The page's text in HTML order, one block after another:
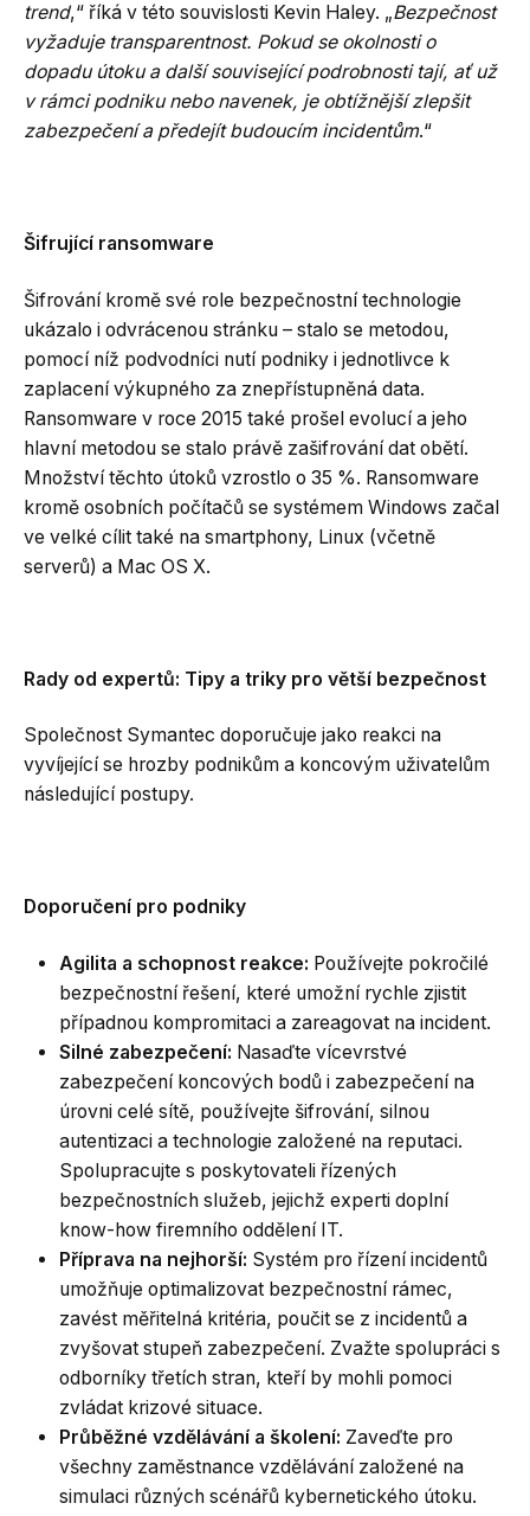
trend,“ říká v této souvislosti Kevin Haley. „Bezpečnost
vyžaduje transparentnost. Pokud se okolnosti o
dopadu útoku a další související podrobnosti tají, ať už
v rámci podniku nebo navenek, je obtížnější zlepšit
zabezpečení a předejít budoucím incidentům.“
Šifrující ransomware
Šifrování kromě své role bezpečnostní technologie
ukázalo i odvrácenou stránku – stalo se metodou,
pomocí níž podvodníci nutí podniky i jednotlivce k
zaplacení výkupného za znepřístupněná data.
Ransomware v roce 2015 také prošel evolucí a jeho
hlavní metodou se stalo právě zašifrování dat obětí.
Množství těchto útoků vzrostlo o 35 %. Ransomware
kromě osobních počítačů se systémem Windows začal
ve velké cílit také na smartphony, Linux (včetně
serverů) a Mac OS X.
Rady od expertů: Tipy a triky pro větší bezpečnost
Společnost Symantec doporučuje jako reakci na
vyvíjející se hrozby podnikům a koncovým uživatelům
následující postupy.
Doporučení pro podniky
Agilita a schopnost reakce: Používejte pokročilé
bezpečnostní řešení, které umožní rychle zjistit
případnou kompromitaci a zareagovat na incident.
Silné zabezpečení: Nasaďte vícevrstvé
zabezpečení koncových bodů i zabezpečení na
úrovni celé sítě, používejte šifrování, silnou
autentizaci a technologie založené na reputaci.
Spolupracujte s poskytovateli řízených
bezpečnostních služeb, jejichž experti doplní
know-how firemního oddělení IT.
Příprava na nejhorší: Systém pro řízení incidentů
umožňuje optimalizovat bezpečnostní rámec,
zavést měřitelná kritéria, poučit se z incidentů a
zvyšovat stupeň zabezpečení. Zvažte spolupráci s
odborníky třetích stran, kteří by mohli pomoci
zvládat krizové situace.
Průběžné vzdělávání a školení: Zaveďte pro
všechny zaměstnance vzdělávání založené na
simulaci různých scénářů kybernetického útoku.